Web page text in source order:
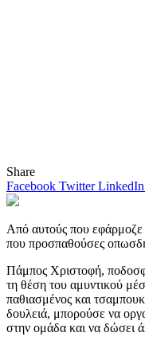
Share
Facebook Twitter LinkedIn
Από αυτούς που εφάρμοζε
που προσπαθούσες
Πάμπος Χριστοφή,
τη θέση του αμυντικού
παθιασμένος και
δουλειά, μπορούσε να
στην ομάδα και να δώσει